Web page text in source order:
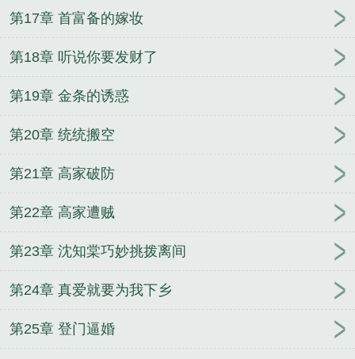
第17章 首富备的嫁妆
第18章 听说你要发财了
第19章 金条的诱惑
第20章 统统搬空
第21章 高家破防
第22章 高家遭贼
第23章 沈知棠巧妙挑拨离间
第24章 真爱就要为我下乡
第25章 登门逼婚